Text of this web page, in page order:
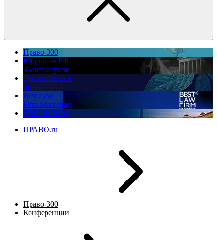
Право-300
Юррынок РФ:
35 лет спустя
Экологическое
право
Best Law
Firm Marketing
ПМЮФ 2026
ПРАВО.ru
Право-300
Конференции